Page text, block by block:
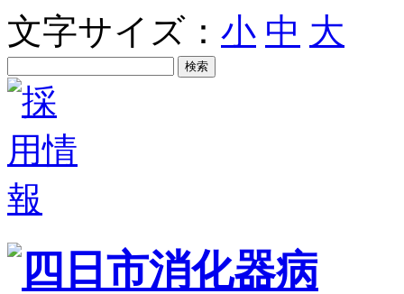
文字サイズ： 小 中 大